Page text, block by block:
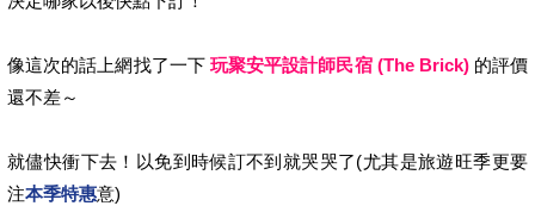
像這次的話上網找了一下玩聚安平設計師民宿 (The Brick) 的評價
還不差～
就儘快衝下去！以免到時候訂不到就哭哭了(尤其是旅遊旺季更要
注本季特惠意)